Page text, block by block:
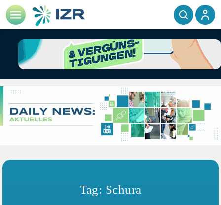
Tag: Schura